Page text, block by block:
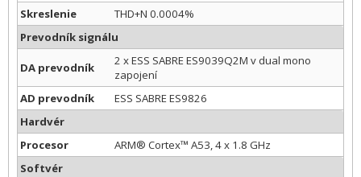
Skreslenie
THD+N 0.0004%
Prevodník signálu
DA prevodník
2 x ESS SABRE ES9039Q2M v dual mono
zapojení
AD prevodník
ESS SABRE ES9826
Hardvér
Procesor
ARM® Cortex™ A53, 4 x 1.8 GHz
Softvér